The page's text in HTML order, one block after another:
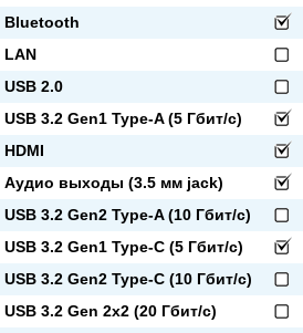
Bluetooth
LAN
USB 2.0
USB 3.2 Gen1 Type-A (5 Гбит/с)
HDMI
Аудио выходы (3.5 мм jack)
USB 3.2 Gen2 Type-A (10 Гбит/с)
USB 3.2 Gen1 Type-C (5 Гбит/с)
USB 3.2 Gen2 Type-C (10 Гбит/с)
USB 3.2 Gen 2x2 (20 Гбит/с)